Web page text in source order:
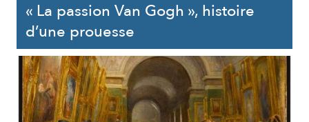
« La passion Van Gogh », histoire
d’une prouesse